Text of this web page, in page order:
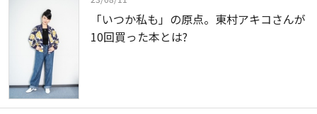
「いつか私も」の原点。東村アキコさんが
10回買った本とは?